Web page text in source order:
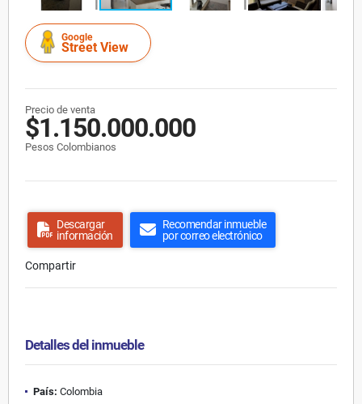
Google
Street View
Precio de venta
$1.150.000.000
Pesos Colombianos
Descargar
información
Recomendar inmueble
por correo electrónico
Compartir
Detalles del inmueble
País: Colombia